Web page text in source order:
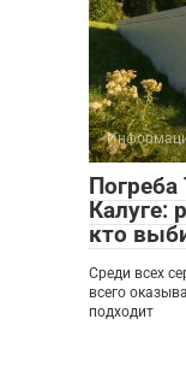
Калуге:
кто
Среди всех
всего
подходит